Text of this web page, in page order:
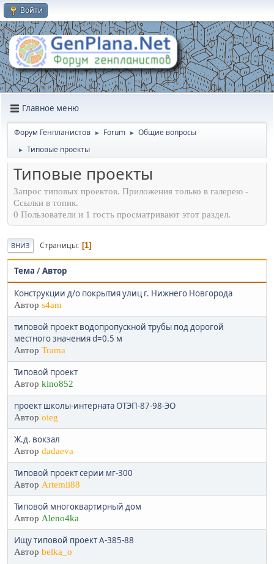
Войти
Главное меню
Форум Генпланистов ► Forum ► Общие вопросы
► Типовые проекты
Типовые проекты
Запрос типовых проектов. Приложения только в галерею -
Ссылки в топик.
0 Пользователи и 1 гость просматривают этот раздел.
ВНИЗ Страницы 1
Тема /Автор
Конструкции д/о покрытия улиц г. Нижнего Новгорода
Автор s4am
типовой проект водопропускной трубы под дорогой
местного значения d=0.5 м
Автор Trama
Типовой проект
Автор kino852
проект школы-интерната ОТЭП-87-98-ЭО
Автор oieg
Ж.д. вокзал
Автор dadaeva
Типовой проект серии мг-300
Автор Artemii88
Типовой многоквартирный дом
Автор Aleno4ka
Ищу типовой проект А-385-88
Автор belka_o